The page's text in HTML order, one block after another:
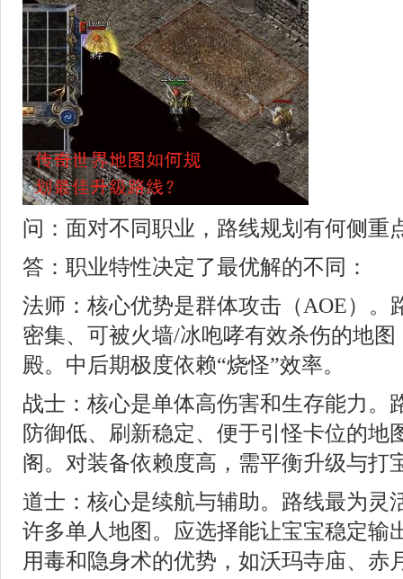
问：面对不同职业，路线规划有何侧重
答：职业特性决定了最优解的不同：
法师：核心优势是群体攻击（AOE）。
密集、可被火墙/冰咆哮有效杀伤的地
殿。中后期极度依赖“烧怪”效率。
战士：核心是单体高伤害和生存能力。
防御低、刷新稳定、便于引怪卡位的地
阁。对装备依赖度高，需平衡升级与打
道士：核心是续航与辅助。路线最为灵
许多单人地图。应选择能让宝宝稳定输
用毒和隐身术的优势，如沃玛寺庙、赤